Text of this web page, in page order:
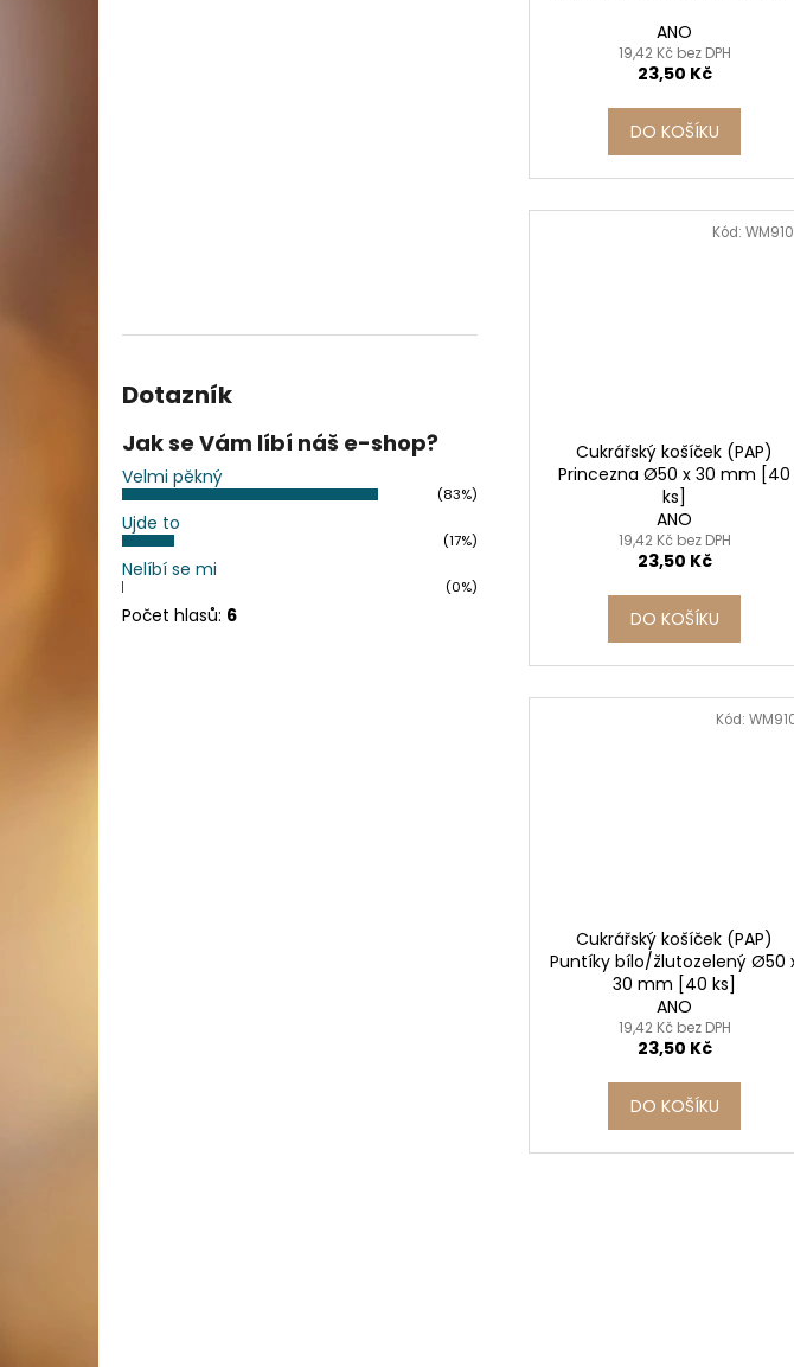
Dotazník
Jak se Vám líbí náš e-shop?
Velmi pěkný
(83%)
Ujde to
(17%)
Nelíbí se mi
(0%)
Počet hlasů: 6
ANO
19,42 Kč bez DPH
23,50 Kč
DO KOŠÍKU
Cukrářský košíček (PAP)
Princezna Ø50 x 30 mm [40
ks]
ANO
19,42 Kč bez DPH
23,50 Kč
DO KOŠÍKU
Kód:
Cukrářský košíček (PAP)
Puntíky bílo/žlutozelený Ø50
30 mm [40 ks]
ANO
19,42 Kč bez DPH
23,50 Kč
DO KOŠÍKU
Kód: